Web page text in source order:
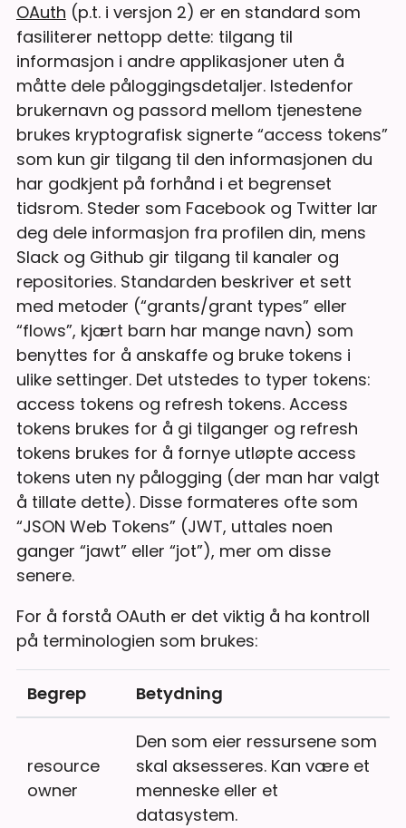
OAuth (p.t. i versjon 2) er en standard som
fasiliterer nettopp dette: tilgang til
informasjon i andre applikasjoner uten å
måtte dele påloggingsdetaljer. Istedenfor
brukernavn og passord mellom tjenestene
brukes kryptografisk signerte “access tokens”
som kun gir tilgang til den informasjonen du
har godkjent på forhånd i et begrenset
tidsrom. Steder som Facebook og Twitter lar
deg dele informasjon fra profilen din, mens
Slack og Github gir tilgang til kanaler og
repositories. Standarden beskriver et sett
med metoder (“grants/grant types” eller
“flows”, kjært barn har mange navn) som
benyttes for å anskaffe og bruke tokens i
ulike settinger. Det utstedes to typer tokens:
access tokens og refresh tokens. Access
tokens brukes for å gi tilganger og refresh
tokens brukes for å fornye utløpte access
tokens uten ny pålogging (der man har valgt
å tillate dette). Disse formateres ofte som
“JSON Web Tokens” (JWT, uttales noen
ganger “jawt” eller “jot”), mer om disse
senere.
For å forstå OAuth er det viktig å ha kontroll
på terminologien som brukes:
Begrep Betydning
resource
owner
Den som eier ressursene som
skal aksesseres. Kan være et
menneske eller et
datasystem.